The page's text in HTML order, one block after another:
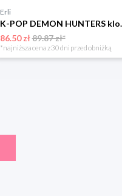
Erli
K-POP DEMON
86.50 zł89.87 zł*
*najniższa cena z 30 dni przed obniżką